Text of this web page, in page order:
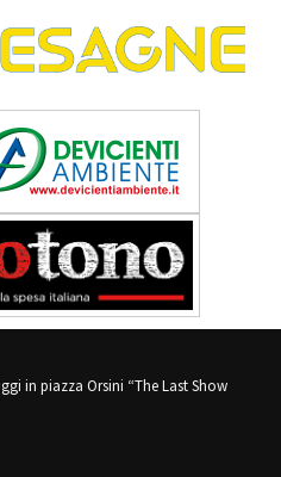
in piazza Orsini “The Last Show